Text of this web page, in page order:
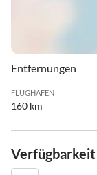
Entfernungen
FLUGHAFEN
160 km
Verfügbarkeit